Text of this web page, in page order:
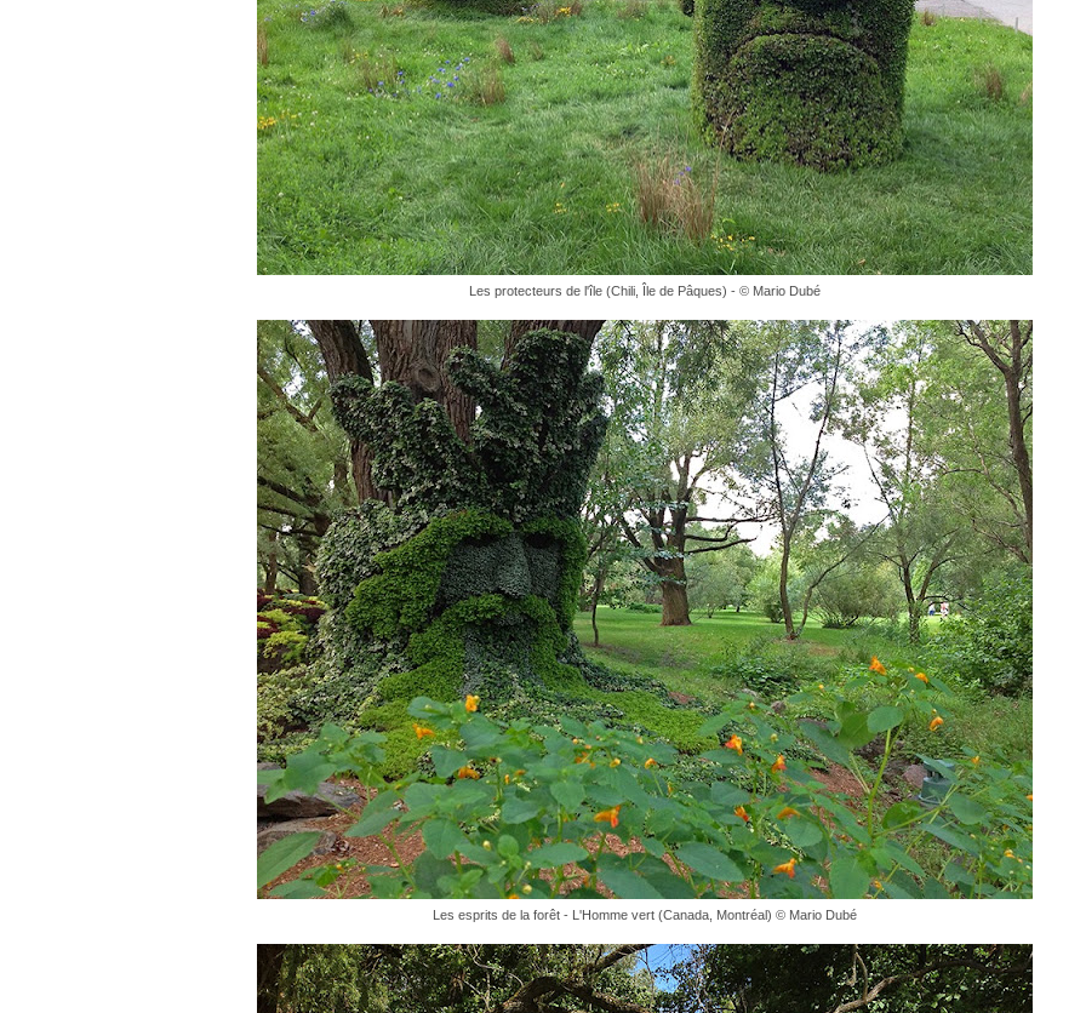
Les protecteurs de l'île (Chili, Île de Pâques) - © Mario Dubé
Les esprits de la forêt - L'Homme vert (Canada, Montréal) © Mario Dubé